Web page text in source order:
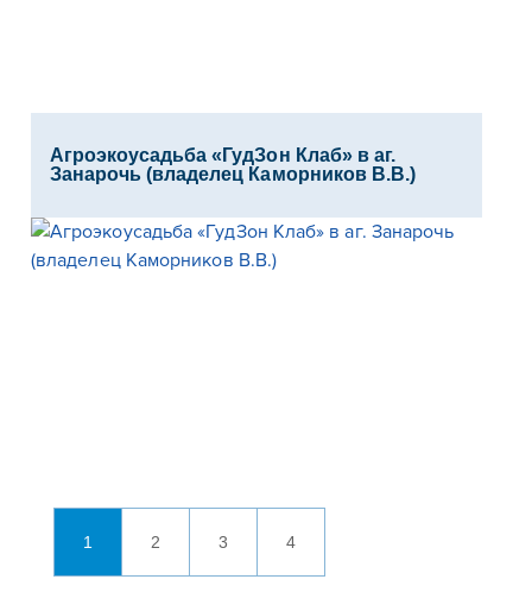
Агроэкоусадьба «ГудЗон Клаб» в аг.
Занарочь (владелец Каморников В.В.)
1 2 3 4